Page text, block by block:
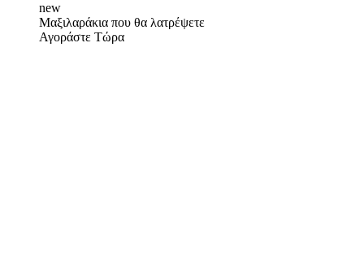
new
Μαξιλαράκια που θα λατρέψετε
Αγοράστε Τώρα